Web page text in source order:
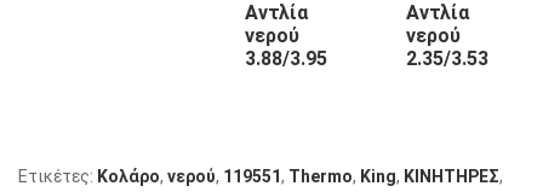
Αντλία
νερού
3.88/3.95
Αντλία
νερού
2.35/3.53
Ετικέτες: Κολάρο, νερού, 119551, Thermo, King, KΙΝΗΤΗΡΕΣ,